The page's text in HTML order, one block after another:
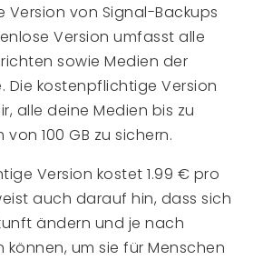
von Signal-Backups
Version umfasst alle
sowie Medien der
Die kostenpflichtige Version
alle deine Medien bis zu
100 GB zu sichern.
Version kostet 1.99 € pro
auch darauf hin, dass sich
ändern und je nach
können, um sie für Menschen